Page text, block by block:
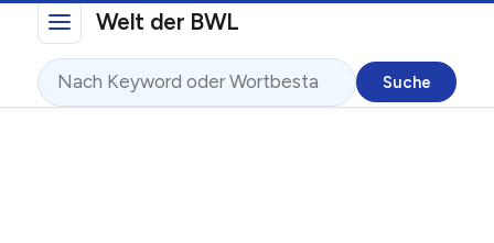
Direkt zum InhaltWelt der BWL
Suche